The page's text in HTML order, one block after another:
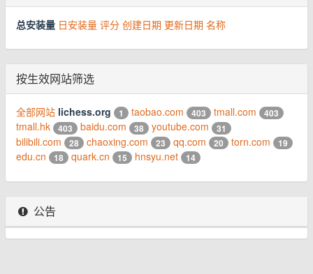
总安装量 日安装量 评分 创建日期 更新日期 名称
按生效网站筛选
全部网站 lichess.org 1 taobao.com 403 tmall.com 403
tmall.hk 403 baidu.com 38 youtube.com 31
bilibili.com 28 chaoxing.com 23 qq.com 20 torn.com 19
edu.cn 18 quark.cn 15 hnsyu.net 14
公告